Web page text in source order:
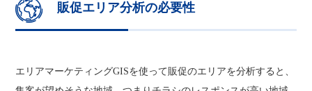
販促エリア分析の必要性
エリアマーケティングGISを使って販促のエリアを分析すると、